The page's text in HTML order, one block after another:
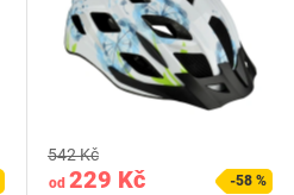
od 229 Kč
542 Kč
-58 %